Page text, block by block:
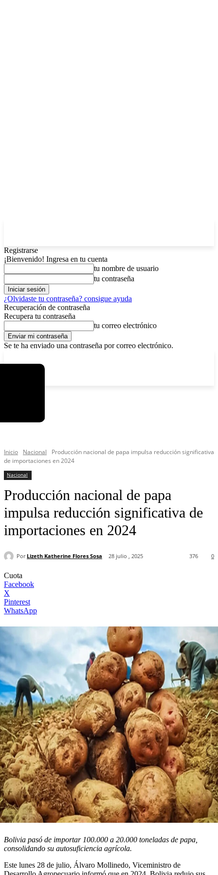
Registrarse
¡Bienvenido! Ingresa en tu cuenta
tu nombre de usuario
tu contraseña
¿Olvidaste tu contraseña? consigue ayuda
Recuperación de contraseña
Recupera tu contraseña
tu correo electrónico
Se te ha enviado una contraseña por correo electrónico.
Inicio Nacional
Producción nacional de papa impulsa reducción significativa
de importaciones en 2024
Nacional
Producción nacional de papa
impulsa reducción significativa de
importaciones en 2024
Por Lizeth Katherine Flores Sosa 28 julio , 2025 0
376
Cuota
Facebook
X
Pinterest
WhatsApp
Bolivia pasó de importar 100.000 a 20.000 toneladas de papa,
consolidando su autosuficiencia agrícola.
Este lunes 28 de julio, Álvaro Mollinedo, Viceministro de